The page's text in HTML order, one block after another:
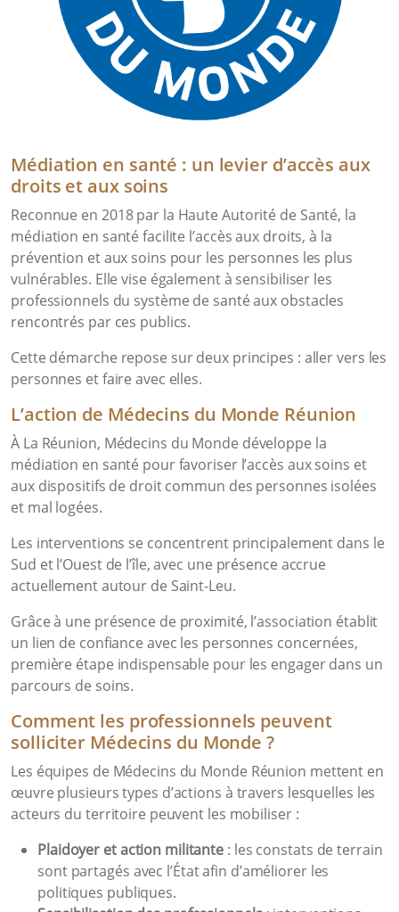
Médiation en santé : un levier d’accès aux
droits et aux soins
Reconnue en 2018 par la Haute Autorité de Santé, la
médiation en santé facilite l’accès aux droits, à la
prévention et aux soins pour les personnes les plus
vulnérables. Elle vise également à sensibiliser les
professionnels du système de santé aux obstacles
rencontrés par ces publics.
Cette démarche repose sur deux principes : aller vers les
personnes et faire avec elles.
L’action de Médecins du Monde Réunion
À La Réunion, Médecins du Monde développe la
médiation en santé pour favoriser l’accès aux soins et
aux dispositifs de droit commun des personnes isolées
et mal logées.
Les interventions se concentrent principalement dans le
Sud et l’Ouest de l’île, avec une présence accrue
actuellement autour de Saint-Leu.
Grâce à une présence de proximité, l’association établit
un lien de confiance avec les personnes concernées,
première étape indispensable pour les engager dans un
parcours de soins.
Comment les professionnels peuvent
solliciter Médecins du Monde ?
Les équipes de Médecins du Monde Réunion mettent en
œuvre plusieurs types d’actions à travers lesquelles les
acteurs du territoire peuvent les mobiliser :
Plaidoyer et action militante : les constats de terrain
sont partagés avec l’État afin d’améliorer les
politiques publiques.